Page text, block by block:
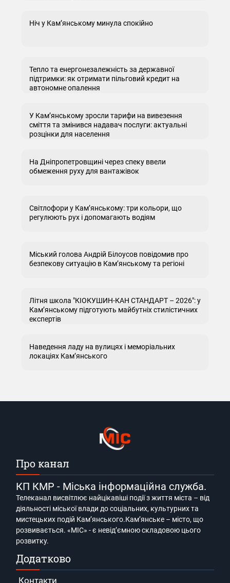
Ніч у Кам’янському минула спокійно
Тепло та енергонезалежність за державної
підтримки: як отримати пільговий кредит на
автономне опалення
У Кам’янському зросли тарифи на вивезення
сміття та змінився надавач послуги: актуальні
розцінки для населення
На Дніпропетровщині через спеку ввели
обмеження руху для вантажівок
Світлофори у Кам’янському: три кольори, що
регулюють рух і допомагають водіям
Міський голова Андрій Білоусов повідомив про
безпекову ситуацію в Кам’янському та регіоні
Літня школа "КІОКУШИН-КАН СТАНДАРТ – 2026": у
Кам’янському підготують майбутніх стилістичних
експертів
Наведення ладу на вулицях і меморіальних
локаціях Кам’янського
Про канал
КП КМР - Міська інформаційна служба.
Телеканал висвітлює найцікавіші події з життя міста – від
діяльності міської влади до соціальних, культурних та
мистецьких подій Кам’янського.Кам’янське – місто, що
розвивається. «МІС» - є невід’ємною складовою цього
розвитку.
Додатково
Контакти